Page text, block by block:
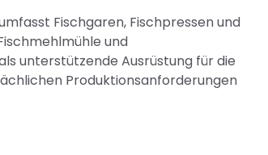
Fischgaren, Fischpressen und
und
unterstützende Ausrüstung für die
Produktionsanforderungen